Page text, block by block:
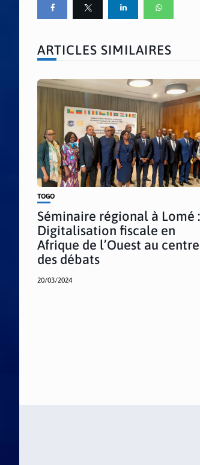
ARTICLES SIMILAIRES
TOGO
Séminaire régional à Lomé :
Digitalisation fiscale en
Afrique de l’Ouest au centre
des débats
20/03/2024